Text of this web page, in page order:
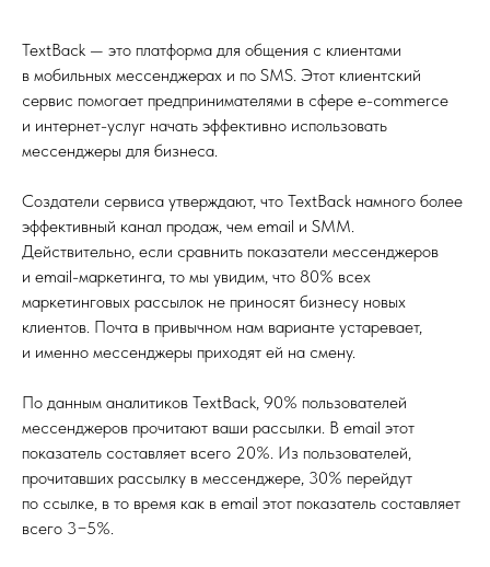
TextBack — это платформа для общения с клиентами
в мобильных мессенджерах и по SMS. Этот клиентский
сервис помогает предпринимателями в сфере e-commerce
и интернет-услуг начать эффективно использовать
мессенджеры для бизнеса.
Создатели сервиса утверждают, что TextBack намного более
эффективный канал продаж, чем email и SMM.
Действительно, если сравнить показатели мессенджеров
и email-маркетинга, то мы увидим, что 80% всех
маркетинговых рассылок не приносят бизнесу новых
клиентов. Почта в привычном нам варианте устаревает,
и именно мессенджеры приходят ей на смену.
По данным аналитиков TextBack, 90% пользователей
мессенджеров прочитают ваши рассылки. В email этот
показатель составляет всего 20%. Из пользователей,
прочитавших рассылку в мессенджере, 30% перейдут
по ссылке, в то время как в email этот показатель составляет
всего 3−5%.